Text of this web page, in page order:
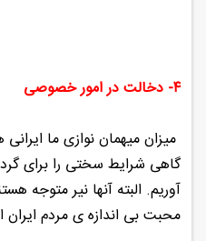
۴- دخالت در امور خصوصی
میزان میهمان نوازی ما
گاهی شرایط سختی را برای
آوریم. البته آنها نیر متوجه
محبت بی اندازه ی مردم